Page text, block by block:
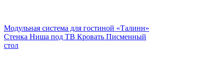
Модульная система для гостиной «Талинн»
Стенка Ниша под ТВ Кровать Писменный
стол